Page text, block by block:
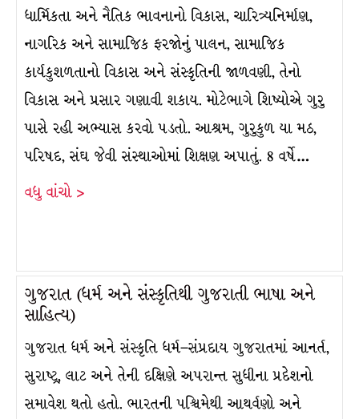
ધાર્મિકતા અને નૈતિક ભાવનાનો વિકાસ, ચારિત્ર્યનિર્માણ,
નાગરિક અને સામાજિક ફરજોનું પાલન, સામાજિક
કાર્યકુશળતાનો વિકાસ અને સંસ્કૃતિની જાળવણી, તેનો
વિકાસ અને પ્રસાર ગણાવી શકાય. મોટેભાગે શિષ્યોએ ગુરુ
પાસે રહી અભ્યાસ કરવો પડતો. આશ્રમ, ગુરુકુળ યા મઠ,
પરિષદ, સંઘ જેવી સંસ્થાઓમાં શિક્ષણ અપાતું. 8 વર્ષે…
વધુ વાંચો >
ગુજરાત (ધર્મ અને સંસ્કૃતિથી ગુજરાતી ભાષા અને
સાહિત્ય)
ગુજરાત ધર્મ અને સંસ્કૃતિ ધર્મ–સંપ્રદાય ગુજરાતમાં આનર્ત,
સુરાષ્ટ્ર, લાટ અને તેની દક્ષિણે અપરાન્ત સુધીના પ્રદેશનો
સમાવેશ થતો હતો. ભારતની પશ્ચિમેથી આથર્વણો અને